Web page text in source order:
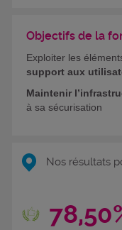
Objectifs de la
Exploiter les
support aux
Maintenir
à sa sécurisation
Nos résultats